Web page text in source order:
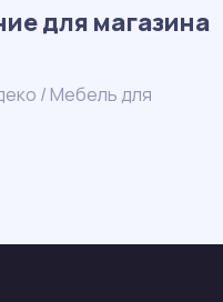
для магазина
/ Мебель для